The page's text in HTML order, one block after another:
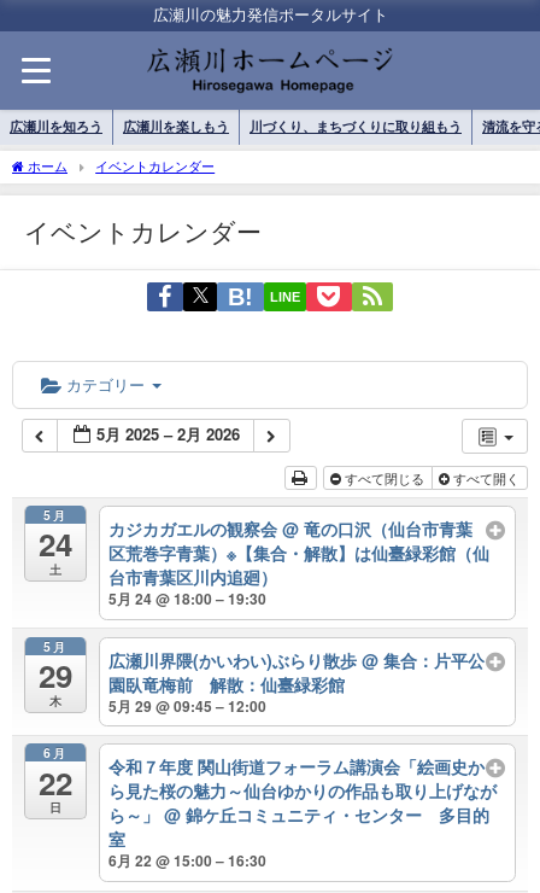
広瀬川の魅力発信ポータルサイト
広瀬川を知ろう 広瀬川を楽しもう 川づくり、まちづくりに取り組もう 清流を守
ホーム イベントカレンダー
イベントカレンダー
LINE
カテゴリー
5月 2025 – 2月 2026
すべて閉じる すべて開く
5月
24
土
カジカガエルの観察会@ 竜の口沢（仙台市青葉
区荒巻字青葉）※【集合・解散】は仙臺緑彩館（仙
台市青葉区川内追廻）
5月 24 @ 18:00 – 19:30
5月
29
木
広瀬川界隈(かいわい)ぶらり散歩@ 集合：片平公
園臥竜梅前 解散：仙臺緑彩館
5月 29 @ 09:45 – 12:00
6月
22
日
令和７年度 関山街道フォーラム講演会「絵画史か
ら見た桜の魅力～仙台ゆかりの作品も取り上げなが
ら～」@ 錦ケ丘コミュニティ・センター 多目的
室
6月 22 @ 15:00 – 16:30